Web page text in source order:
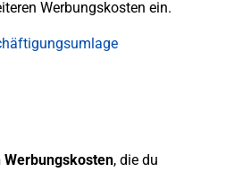
Werbungskosten ein.
, die du